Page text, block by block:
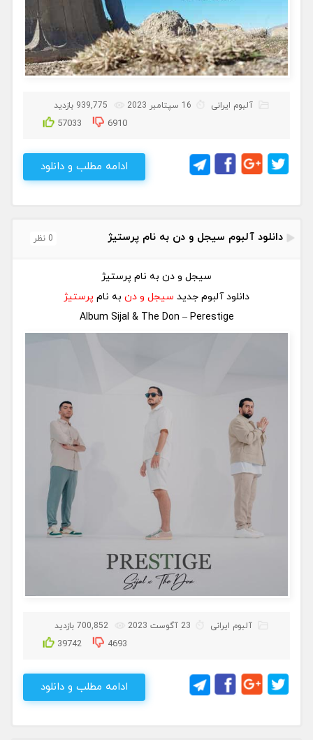
آلبوم ایرانی 16 سپتامبر 2023 939,775 بازدید
57033 6910
ادامه مطلب و دانلود
دانلود آلبوم سیجل و دن به نام پرستیژ 0 نظر
سیجل و دن به نام پرستیژ
دانلود آلبوم جدید سیجل و دن به نام پرستیژ
Album Sijal & The Don – Perestige
آلبوم ایرانی 23 آگوست 2023 700,852 بازدید
39742 4693
ادامه مطلب و دانلود